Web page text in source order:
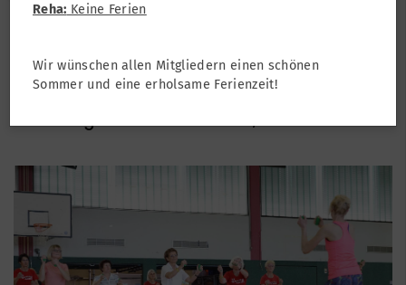
Frauengymnastik
... Training nicht nur für Bauch, Beine und Po
Reha: Keine Ferien
Wir wünschen allen Mitgliedern einen schönen
Sommer und eine erholsame Ferienzeit!